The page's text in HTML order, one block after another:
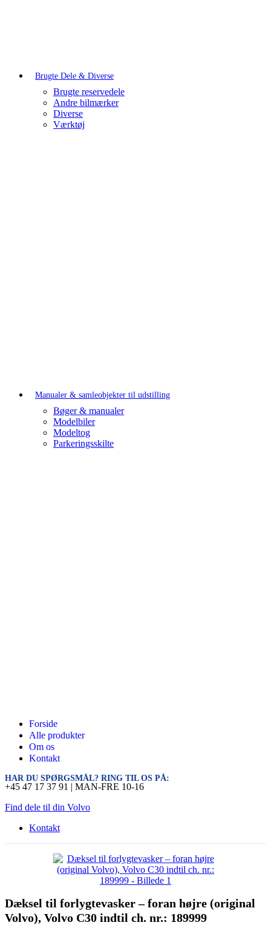
Brugte Dele & Diverse
Brugte reservedele
Andre bilmærker
Diverse
Værktøj
Manualer & samleobjekter til udstilling
Bøger & manualer
Modelbiler
Modeltog
Parkeringsskilte
Forside
Alle produkter
Om os
Kontakt
HAR DU SPØRGSMÅL? RING TIL OS PÅ:
+45 47 17 37 91 | MAN-FRE 10-16
Find dele til din Volvo
Kontakt
Dæksel til forlygtevasker – foran højre (original
Volvo), Volvo C30 indtil ch. nr.: 189999